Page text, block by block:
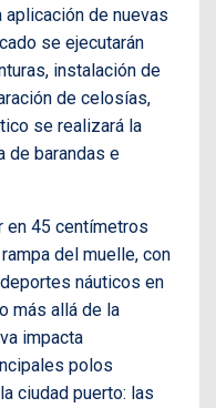
aplicación de nuevas
se ejecutarán
instalación de
de celosías,
se realizará la
de barandas e
en 45 centímetros
del muelle, con
náuticos en
más allá de la
impacta
polos
ciudad puerto: las